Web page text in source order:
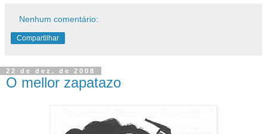
Nenhum comentário:
Compartilhar
22 de dez. de 2008
O mellor zapatazo